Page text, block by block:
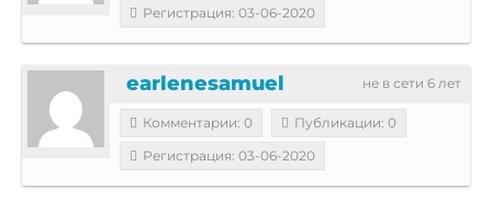
Регистрация: 03-06-2020
не в сети 6 лет
earlenesamuel
Комментарии: 0
Публикации: 0
Регистрация: 03-06-2020